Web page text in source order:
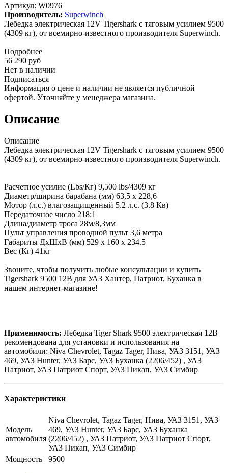
Артикул: W0976
Производитель: Superwinch
Лебедка электрическая 12V Tigershark с тяговым усилием 9500
(4309 кг), от всемирно-известного производителя Superwinch.
Подробнее
56 290 руб
Нет в наличии
Подписаться
Информация о цене и наличии не является публичной
офертой. Уточняйте у менеджера магазина.
Описание
Описание
Лебедка электрическая 12V Tigershark с тяговым усилием 9500
(4309 кг), от всемирно-известного производителя Superwinch.
Расчетное усилие (Lbs/Кг) 9,500 lbs/4309 кг
Диаметр/ширина барабана (мм) 63,5 х 228,6
Мотор (л.с.) влагозащищенный 5.2 л.с. (3.8 Кв)
Передаточное число 218:1
Длина/диаметр троса 28м/8,3мм
Пульт управления проводной пульт 3,6 метра
Габариты ДхШхВ (мм) 529 x 160 x 234.5
Вес (Кг) 41кг
Звоните, чтобы получить любые консультации и купить
Tigershark 9500 12В для УАЗ Хантер, Патриот, Буханка в
нашем интернет-магазине!
Применимость: Лебедка Tiger Shark 9500 электрическая 12В
рекомендована для установки и использования на
автомобили: Niva Chevrolet, Tagaz Tager, Нива, УАЗ 3151, УАЗ
469, УАЗ Hunter, УАЗ Барс, УАЗ Буханка (2206/452) , УАЗ
Патриот, УАЗ Патриот Спорт, УАЗ Пикап, УАЗ Симбир
Характеристики
Модель
автомобиля
Niva Chevrolet, Tagaz Tager, Нива, УАЗ 3151, УАЗ
469, УАЗ Hunter, УАЗ Барс, УАЗ Буханка
(2206/452) , УАЗ Патриот, УАЗ Патриот Спорт,
УАЗ Пикап, УАЗ Симбир
Мощность
9500